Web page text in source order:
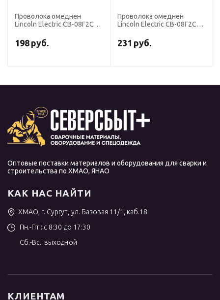
Проволока омеднен
Lincoln Electric СВ-08Г2С-О
15 кг К-300)
198 руб.
Проволока омеднен
Lincoln Electric СВ-08Г2С-О
кг D-200)
231 руб.
Оптовые поставки материалов и оборудования для сварки и
строительства по ХМАО, ЯНАО
КАК НАС НАЙТИ
ХМАО, г. Сургут, ул. Базовая 11/1, каб.18
Пн.-Пт.: с 8:30 до 17:30
Сб.-Вс.: выходной
КЛИЕНТАМ